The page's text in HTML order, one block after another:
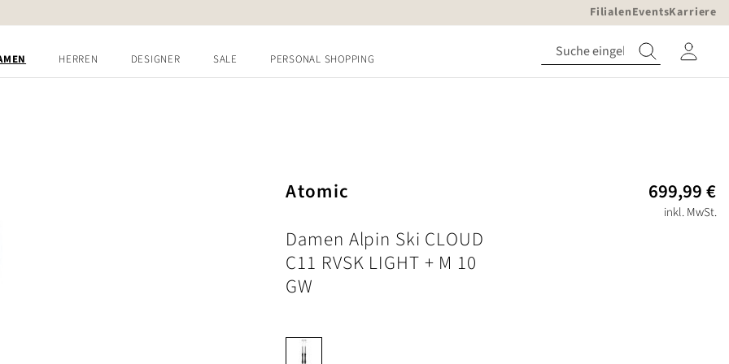
FilialenEventsKarriere
HERREN DESIGNER SALE PERSONAL SHOPPING
Atomic
Damen Alpin Ski CLOUD
C11 RVSK LIGHT + M 10
GW
699,99 €
inkl. MwSt.